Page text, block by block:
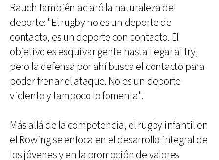
Rauch también aclaró la naturaleza del
deporte: "El rugby no es un deporte de
contacto, es un deporte con contacto. El
objetivo es esquivar gente hasta llegar al try,
pero la defensa por ahí busca el contacto para
poder frenar el ataque. No es un deporte
violento y tampoco lo fomenta".
Más allá de la competencia, el rugby infantil en
el Rowing se enfoca en el desarrollo integral de
los jóvenes y en la promoción de valores